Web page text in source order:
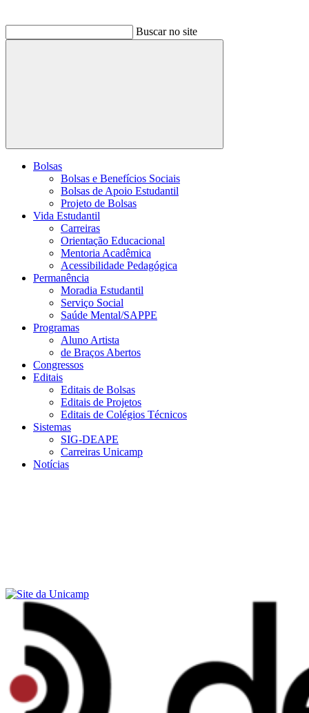
Buscar no site
Buscar
Bolsas
Bolsas e Benefícios Sociais
Bolsas de Apoio Estudantil
Projeto de Bolsas
Vida Estudantil
Carreiras
Orientação Educacional
Mentoria Acadêmica
Acessibilidade Pedagógica
Permanência
Moradia Estudantil
Serviço Social
Saúde Mental/SAPPE
Programas
Aluno Artista
de Braços Abertos
Congressos
Editais
Editais de Bolsas
Editais de Projetos
Editais de Colégios Técnicos
Sistemas
SIG-DEAPE
Carreiras Unicamp
Notícias